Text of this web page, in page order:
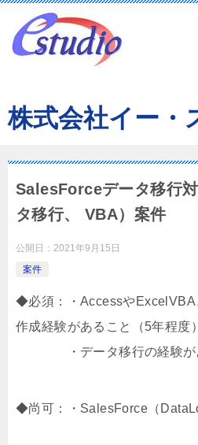
株式会社イー・
SalesForceデータ移行
タ移行、 VBA）案件
公開日： 2021年9月15日
案件
◆必須：・AccessやExcelVBA
作成経験があること（5年程度）
・データ移行の経験が
◆尚可：・SalesForce（